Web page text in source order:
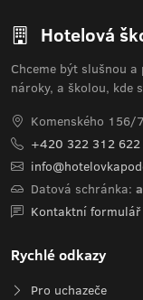
Hotelová
Chceme být slušnou
nároky, a školou, kde
Komenského
+420 322 312 622
Datová schránka:
Kontaktní formulář
Rychlé odkazy
Pro uchazeče